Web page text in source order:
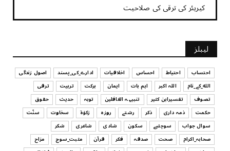
کیریئر کی ترقی کی صلاحیت
July 29, 2026
UNCATEGORIZED
کیا آپ اپنے باس کو مؤثر طریقے سے منظم کر رہے ہیں
July 29, 2026
UNCATEGORIZED
اس وقت آپ کا موڈ کیسا ہے؟
July 29, 2026
UNCATEGORIZED
لیبلز
احتساب احتیاط احساس اخلاقیات ادارے_کی_پسند
اصول زندگی
الله_کے_نام
اللہ اکبر اہم بات ایمان برکت تربیت
ترقی
تصوف
تفسیرابن کثیر تنبیہہ الغافلین توبہ حدیث
حقوق
حکمت
ذمہ داری ذکر رشتے روزہ زکوٰۃ سخاوت
سنّت
سوال جواب
سوچئیے سکون شادی شاعری
شکر
صحابہ_اکرام
صحت صدقہ فکر قرآن مثبت_سوچ
مزاح